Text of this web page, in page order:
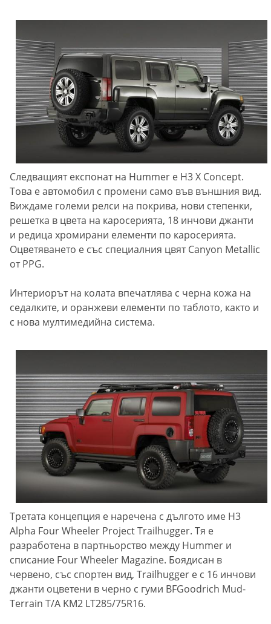
Следващият експонат на Hummer e H3 X Concept.
Това е автомобил с промени само във външния вид.
Виждаме големи релси на покрива, нови степенки,
решетка в цвета на каросерията, 18 инчови джанти
и редица хромирани елементи по каросерията.
Оцветяването е със специалния цвят Canyon Metallic
от PPG.
Интериорът на колата впечатлява с черна кожа на
седалките, и оранжеви елементи по таблото, както и
с нова мултимедийна система.
Третата концепция е наречена с дългото име H3
Alpha Four Wheeler Project Trailhugger. Тя е
разработена в партньорство между Hummer и
списание Four Wheeler Magazine. Боядисан в
червено, със спортен вид, Trailhugger е с 16 инчови
джанти оцветени в черно с гуми BFGoodrich Mud-
Terrain T/A KM2 LT285/75R16.